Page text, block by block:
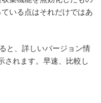
いる点はそれだけではあ
と、詳しいバージョン情
されます。早速、比較し